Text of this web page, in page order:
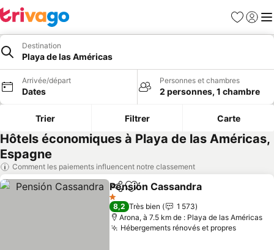
Favoris
Se
Destination
Playa de las Américas
Arrivée/départ
Dates
Personnes et chambres
2 personnes, 1 chambre
Trier Filtrer Carte
Hôtels économiques à Playa de las Américas,
Espagne
Comment les paiements influencent notre classement
PartagerAjouter à mes favoris
Pensión Cassandra
1 Étoiles
8,2 Très bien
1 573
Arona, à 7.5 km de : Playa de las Américas
Hébergements rénovés et propres